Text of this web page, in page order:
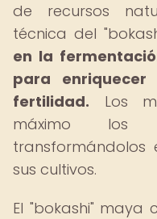
de recursos
técnica del
en la
para
fertilidad. Los
máximo los
transformándolos
sus cultivos.
El "bokashi" maya